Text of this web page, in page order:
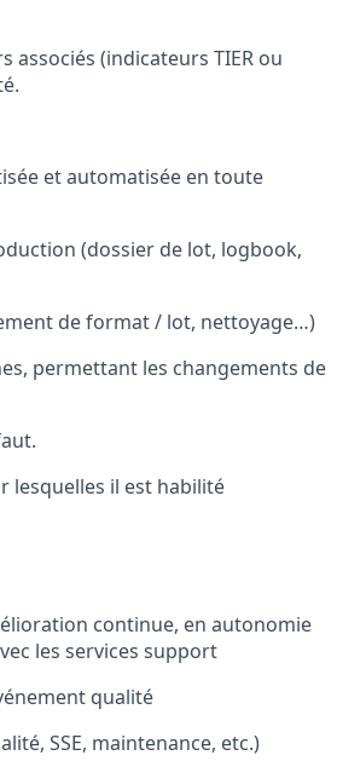
associés (indicateurs TIER ou
et automatisée en toute
(dossier de lot, logbook,
de format / lot, nettoyage…)
permettant les changements de
lesquelles il est habilité
continue, en autonomie
les services support
qualité
SSE, maintenance, etc.)